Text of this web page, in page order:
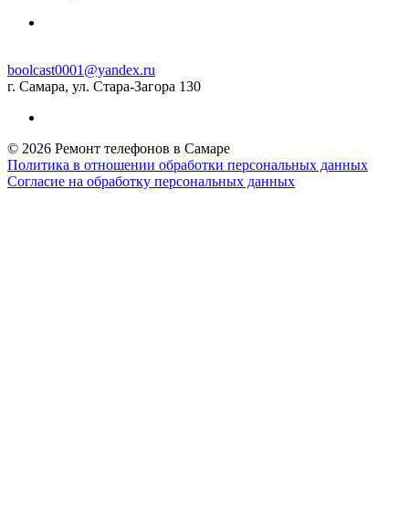
boolcast0001@yandex.ru
г. Самара, ул. Стара-Загора 130
© 2026 Ремонт телефонов в Самаре
Политика в отношении обработки персональных данных
Согласие на обработку персональных данных